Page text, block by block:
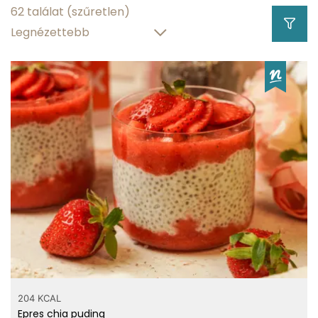
szénhidráttartalom
víztartalom 22.94 g
Hány kalória
gramm
agávé szirup?
62 találat (szűretlen)
204 KCAL
Epres chia puding